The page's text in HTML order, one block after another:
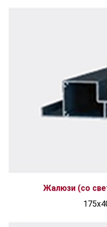
Жалюзи (со